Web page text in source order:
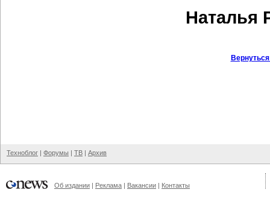
Наталья
Техноблог | Форумы | ТВ | Архив
Об издании | Реклама | Вакансии | Контакты